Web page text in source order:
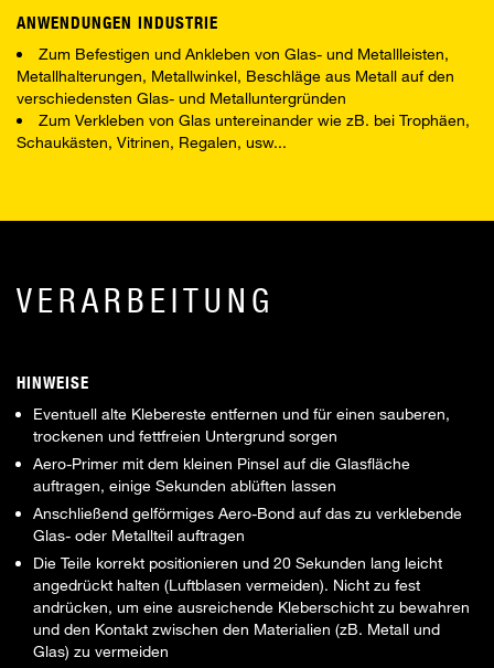
ANWENDUNGEN INDUSTRIE
Zum Befestigen und Ankleben von Glas- und Metallleisten,
Metallhalterungen, Metallwinkel, Beschläge aus Metall auf den
verschiedensten Glas- und Metalluntergründen
Zum Verkleben von Glas untereinander wie zB. bei Trophäen,
Schaukästen, Vitrinen, Regalen, usw...
VERARBEITUNG
HINWEISE
Eventuell alte Klebereste entfernen und für einen sauberen,
trockenen und fettfreien Untergrund sorgen
Aero-Primer mit dem kleinen Pinsel auf die Glasfläche
auftragen, einige Sekunden ablüften lassen
Anschließend gelförmiges Aero-Bond auf das zu verklebende
Glas- oder Metallteil auftragen
Die Teile korrekt positionieren und 20 Sekunden lang leicht
angedrückt halten (Luftblasen vermeiden). Nicht zu fest
andrücken, um eine ausreichende Kleberschicht zu bewahren
und den Kontakt zwischen den Materialien (zB. Metall und
Glas) zu vermeiden